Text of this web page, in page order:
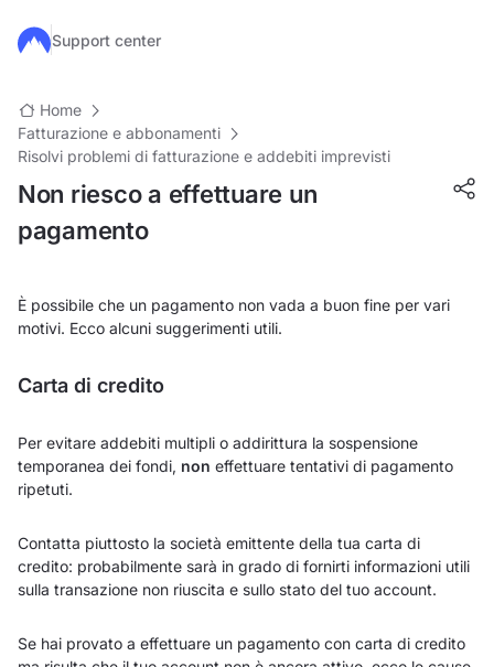
Salta al contenuto principale
Support center
Home
Fatturazione e abbonamenti
Risolvi problemi di fatturazione e addebiti imprevisti
Non riesco a effettuare un
pagamento
È possibile che un pagamento non vada a buon fine per vari
motivi. Ecco alcuni suggerimenti utili.
Carta di credito
Per evitare addebiti multipli o addirittura la sospensione
temporanea dei fondi, non effettuare tentativi di pagamento
ripetuti.
Contatta piuttosto la società emittente della tua carta di
credito: probabilmente sarà in grado di fornirti informazioni utili
sulla transazione non riuscita e sullo stato del tuo account.
Se hai provato a effettuare un pagamento con carta di credito